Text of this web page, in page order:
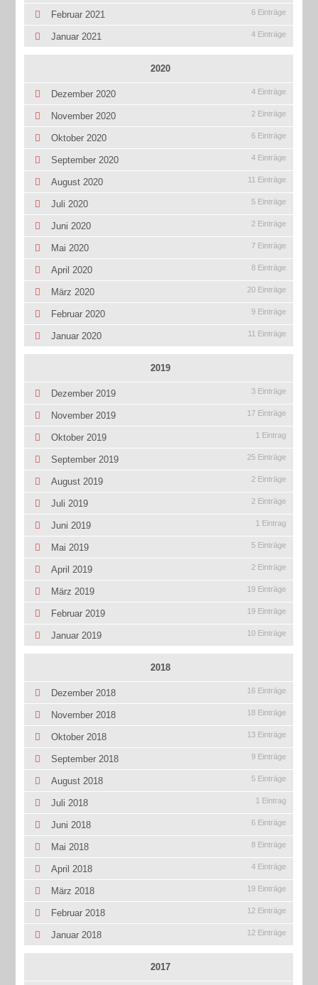
Februar 2021 6 Einträge
Januar 2021 4 Einträge
2020
Dezember 2020 4 Einträge
November 2020 2 Einträge
Oktober 2020 6 Einträge
September 2020 4 Einträge
August 2020 11 Einträge
Juli 2020 5 Einträge
Juni 2020 2 Einträge
Mai 2020 7 Einträge
April 2020 8 Einträge
März 2020 20 Einträge
Februar 2020 9 Einträge
Januar 2020 11 Einträge
2019
Dezember 2019 3 Einträge
November 2019 17 Einträge
Oktober 2019 1 Eintrag
September 2019 25 Einträge
August 2019 2 Einträge
Juli 2019 2 Einträge
Juni 2019 1 Eintrag
Mai 2019 5 Einträge
April 2019 2 Einträge
März 2019 19 Einträge
Februar 2019 19 Einträge
Januar 2019 10 Einträge
2018
Dezember 2018 16 Einträge
November 2018 18 Einträge
Oktober 2018 13 Einträge
September 2018 9 Einträge
August 2018 5 Einträge
Juli 2018 1 Eintrag
Juni 2018 6 Einträge
Mai 2018 8 Einträge
April 2018 4 Einträge
März 2018 19 Einträge
Februar 2018 12 Einträge
Januar 2018 12 Einträge
2017